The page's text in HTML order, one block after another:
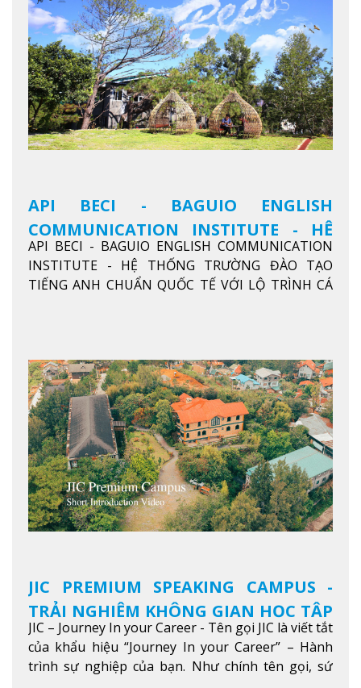
API BECI - BAGUIO ENGLISH
COMMUNICATION INSTITUTE - HỆ
THỐNG TRƯỜNG ĐÀO TẠO TIẾNG
ANH CHUẨN QUỐC TẾ
API BECI - BAGUIO ENGLISH COMMUNICATION
INSTITUTE - HỆ THỐNG TRƯỜNG ĐÀO TẠO
TIẾNG ANH CHUẨN QUỐC TẾ VỚI LỘ TRÌNH CÁ
JIC PREMIUM SPEAKING CAMPUS -
TRẢI NGHIỆM KHÔNG GIAN HỌC TẬP
5 SAO TẠI BAGUIO
JIC – Journey In your Career - Tên gọi JIC là viết tắt
của khẩu hiệu “Journey In your Career” – Hành
trình sự nghiệp của bạn. Như chính tên gọi, sứ